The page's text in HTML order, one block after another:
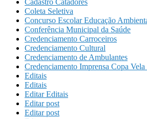
Coleta Seletiva
Concurso Escolar Educação
Conferência Municipal da Saúde
Credenciamento Carroceiros
Credenciamento Cultural
Credenciamento de Ambulantes
Credenciamento Imprensa Copa
Editais
Editais
Editar Editais
Editar post
Editar post